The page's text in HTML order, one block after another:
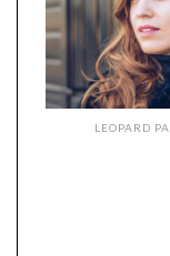
LEOPARD